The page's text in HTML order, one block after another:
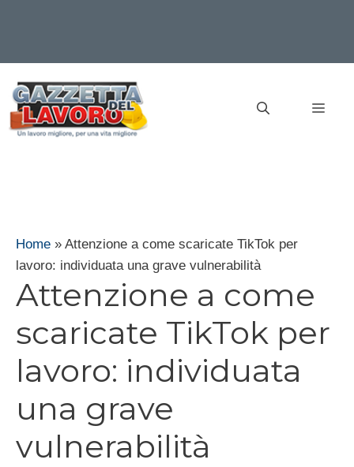
contenuto
Home » Attenzione a come scaricate TikTok per
lavoro: individuata una grave vulnerabilità
Attenzione a come
scaricate TikTok per
lavoro: individuata
una grave
vulnerabilità